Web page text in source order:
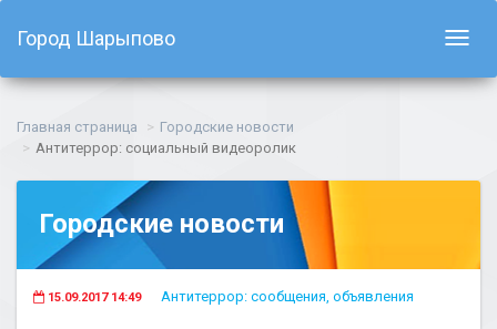
Город Шарыпово
Главная страница
Городские новости
Антитеррор: социальный видеоролик
Городские новости
15.09.2017 14:49 Антитеррор: сообщения, объявления